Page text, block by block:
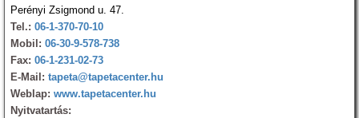
Perényi Zsigmond u. 47.
Tel.: 06-1-370-70-10
Mobil: 06-30-9-578-738
Fax: 06-1-231-02-73
E-Mail: tapeta@tapetacenter.hu
Weblap: www.tapetacenter.hu
Nyitvatartás: